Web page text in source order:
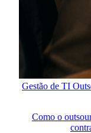
Gestão de TI
Como o